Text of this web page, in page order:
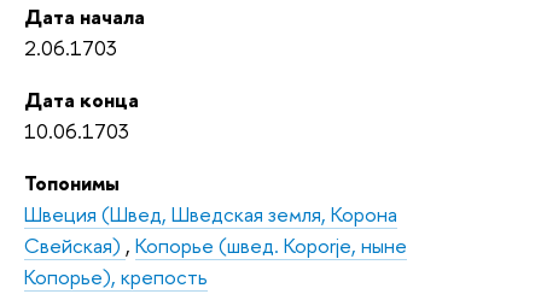
Дата начала
2.06.1703
Дата конца
10.06.1703
Топонимы
Швеция (Швед, Шведская земля, Корона
Свейская) , Копорье (швед. Koporje, ныне
Копорье), крепость